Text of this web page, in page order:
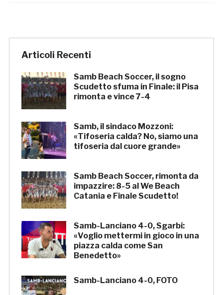
Articoli Recenti
Samb Beach Soccer, il sogno
Scudetto sfuma in Finale: il Pisa
rimonta e vince 7-4
Samb, il sindaco Mozzoni:
«Tifoseria calda? No, siamo una
tifoseria dal cuore grande»
Samb Beach Soccer, rimonta da
impazzire: 8-5 al We Beach
Catania e Finale Scudetto!
Samb-Lanciano 4-0, Sgarbi:
«Voglio mettermi in gioco in una
piazza calda come San
Benedetto»
Samb-Lanciano 4-0, FOTO